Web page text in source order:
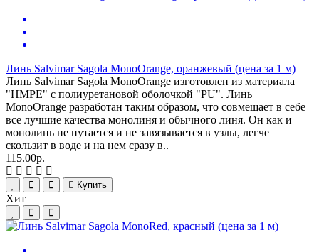
Линь Salvimar Sagola MonoOrange, оранжевый (цена за 1 м)
Линь Salvimar Sagola MonoOrange изготовлен из материала
"HMPE" с полиуретановой оболочкой "PU". Линь
MonoOrange разработан таким образом, что совмещает в себе
все лучшие качества монолиня и обычного линя. Он как и
монолинь не путается и не завязывается в узлы, легче
скользит в воде и на нем сразу в..
115.00р.
Купить
Хит